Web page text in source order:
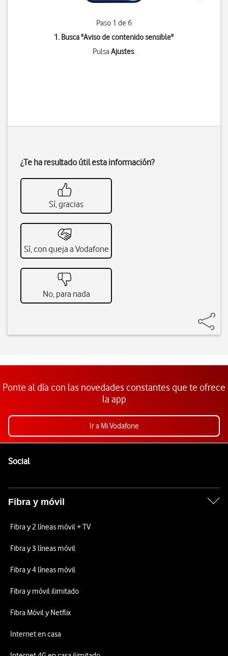
Paso 1 de 6
1. Busca "Aviso de contenido sensible"
PulsaAjustes.
¿Te ha resultado útil esta información?
Sí, gracias
Sí, con queja a Vodafone
No, para nada
Ponte al día con las novedades constantes que te ofrece
la app
Ir a Mi Vodafone
SocialEnlaces a las redes sociales de Vodafone
Fibra y móvil
Fibra y 2 líneas móvil + TV
Fibra y 3 líneas móvil
Fibra y 4 líneas móvil
Fibra y móvil ilimitado
Fibra Móvil y Netflix
Internet en casa